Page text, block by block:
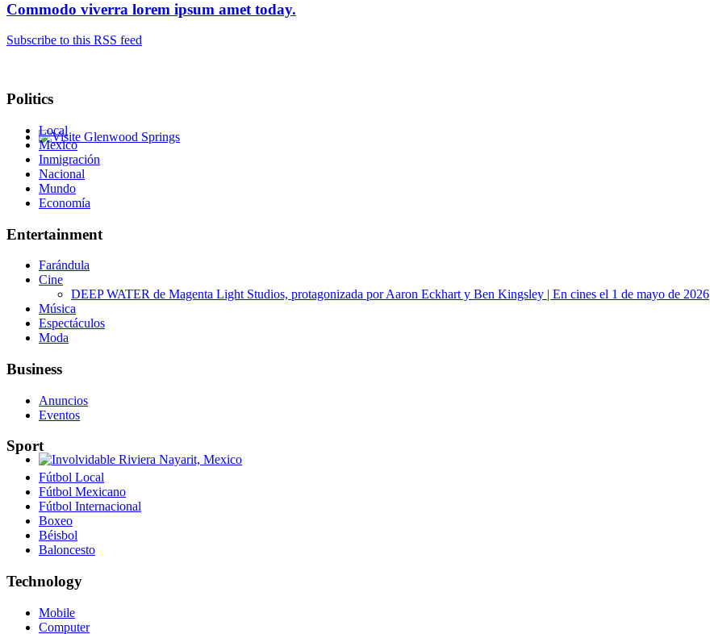
Glenwood Springs - Bello y Encantador
Involvidable Riviera Nayarit, Mexico
Commodo viverra lorem ipsum amet today.
Subscribe to this RSS feed
Politics
Local
Mexico
Inmigración
Nacional
Mundo
Economía
Entertainment
Farándula
Cine
DEEP WATER de Magenta Light Studios, protagonizada por Aaron Eckhart y Ben Kingsley | En cines el 1 de mayo de 2026
Música
Espectáculos
Moda
Business
Anuncios
Eventos
Sport
Fútbol Local
Fútbol Mexicano
Fútbol Internacional
Boxeo
Béisbol
Baloncesto
Technology
Mobile
Computer